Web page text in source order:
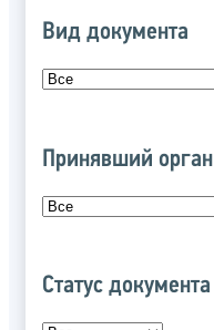
Вид документа
Принявший орган
Статус документа